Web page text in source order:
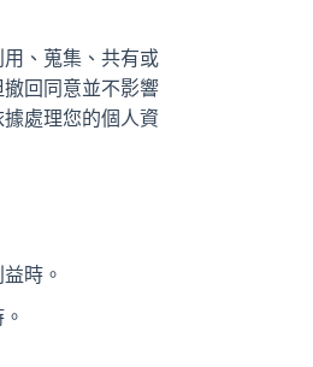
、蒐集、共有或
回同意並不影響
處理您的個人資
時。